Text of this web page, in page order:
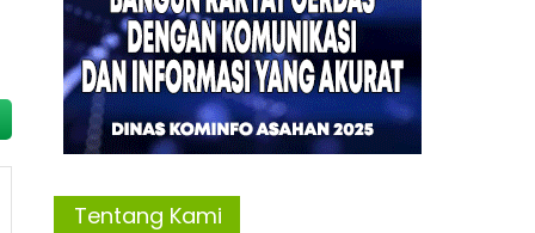
Tentang Kami